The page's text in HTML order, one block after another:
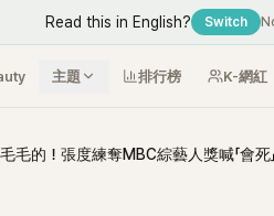
Read this in English? Switch
主題 排行榜 K-網紅